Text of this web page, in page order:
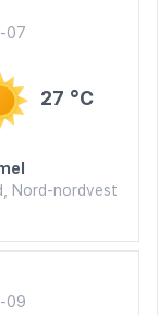
07
27 °C
Nord-nordvest
09